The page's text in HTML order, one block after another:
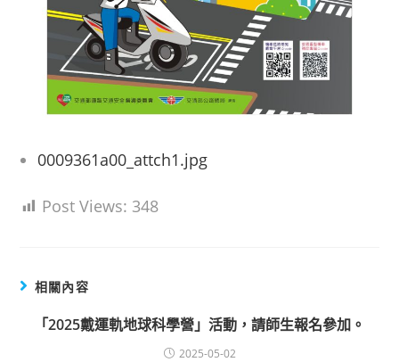
0009361a00_attch1.jpg
Post Views: 348
相關內容
「2025戴運軌地球科學營」活動，請師生報名參加。
2025-05-02